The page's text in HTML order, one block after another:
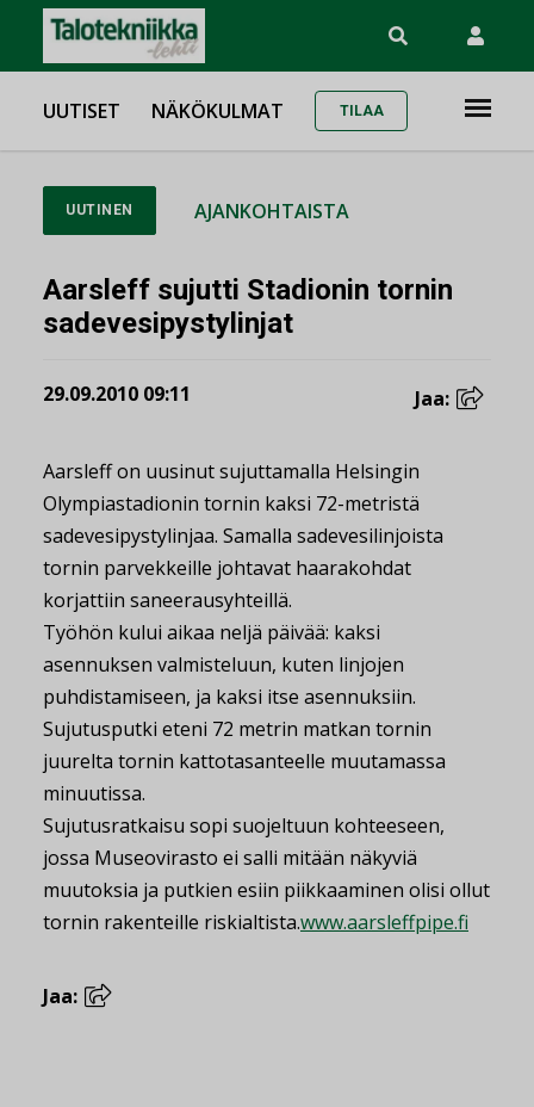
UUTISET NÄKÖKULMAT TILAA
UUTINEN AJANKOHTAISTA
Aarsleff sujutti Stadionin tornin
sadevesipystylinjat
29.09.2010 09:11 Jaa:
Aarsleff on uusinut sujuttamalla Helsingin
Olympiastadionin tornin kaksi 72-metristä
sadevesipystylinjaa. Samalla sadevesilinjoista
tornin parvekkeille johtavat haarakohdat
korjattiin saneerausyhteillä.
Työhön kului aikaa neljä päivää: kaksi
asennuksen valmisteluun, kuten linjojen
puhdistamiseen, ja kaksi itse asennuksiin.
Sujutusputki eteni 72 metrin matkan tornin
juurelta tornin kattotasanteelle muutamassa
minuutissa.
Sujutusratkaisu sopi suojeltuun kohteeseen,
jossa Museovirasto ei salli mitään näkyviä
muutoksia ja putkien esiin piikkaaminen olisi ollut
tornin rakenteille riskialtista.www.aarsleffpipe.fi
Jaa: